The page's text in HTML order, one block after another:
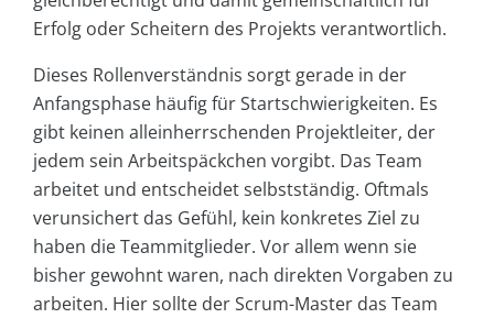
Erfolg oder Scheitern des Projekts verantwortlich.
Dieses Rollenverständnis sorgt gerade in der
Anfangsphase häufig für Startschwierigkeiten. Es
gibt keinen alleinherrschenden Projektleiter, der
jedem sein Arbeitspäckchen vorgibt. Das Team
arbeitet und entscheidet selbstständig. Oftmals
verunsichert das Gefühl, kein konkretes Ziel zu
haben die Teammitglieder. Vor allem wenn sie
bisher gewohnt waren, nach direkten Vorgaben zu
arbeiten. Hier sollte der Scrum-Master das Team